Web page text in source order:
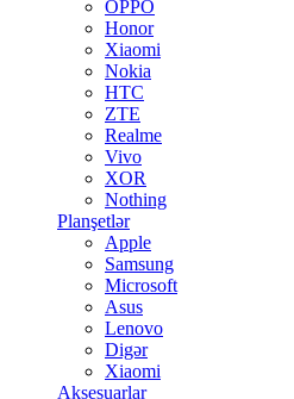
OPPO
Honor
Xiaomi
Nokia
HTC
ZTE
Realme
Vivo
XOR
Nothing
Planşetlər
Apple
Samsung
Microsoft
Asus
Lenovo
Digər
Xiaomi
Aksesuarlar